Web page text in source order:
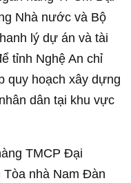
Nhà nước và Bộ
lý dự án và tài
tỉnh Nghệ An chỉ
quy hoạch xây dựng
dân tại khu vực
TMCP Đại
nhà Nam Đàn